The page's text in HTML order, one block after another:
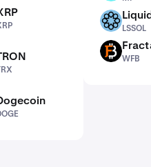
LSSOL
LSSOL
WFB
WFB